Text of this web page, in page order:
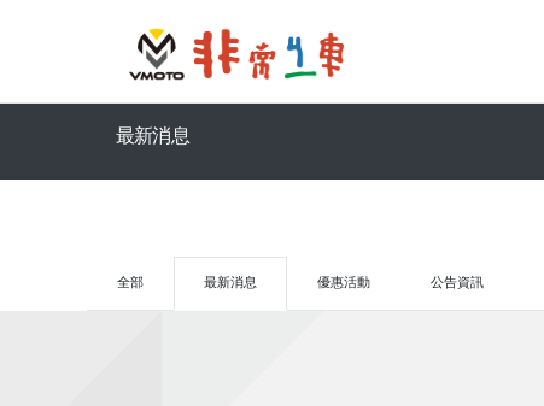
最新消息
全部 最新消息 優惠活動 公告資訊